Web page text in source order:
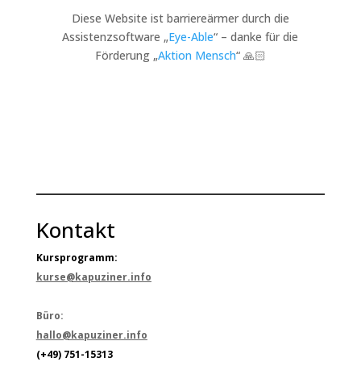
Diese Website ist barriereärmer durch die
Assistenzsoftware „Eye-Able“ – danke für die
Förderung „Aktion Mensch“ 🙏🏻
Kontakt
Kursprogramm:
kurse@kapuziner.info
Büro:
hallo@kapuziner.info
(+49) 751-15313